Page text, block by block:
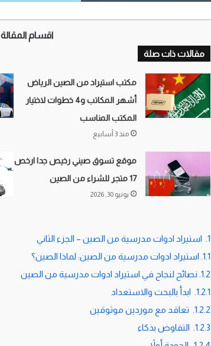
اقسام المقالة
مقالات ذات صلة
مكتب استيراد من الصين الرياض
أشهر المكاتب و4 خطوات لاختيار
المكتب المناسب
منذ 3 أسابيع
موقع تسوق صيني رخيص جدا ارخص
17 متجر للشراء من الصين
يونيو 30, 2026
1. استيراد ادوات مدرسية من الصين – الجزء الثاني
1.1. استيراد ادوات مدرسية من الصين: لماذا الصين؟
1.2. نصائح لنجاح في استيراد ادوات مدرسية من الصين
1.2.1. ابدأ بالبحث والاستعداد
1.2.2. تعاقد مع موردين موثوقين
1.2.3. التفاوض بذكاء